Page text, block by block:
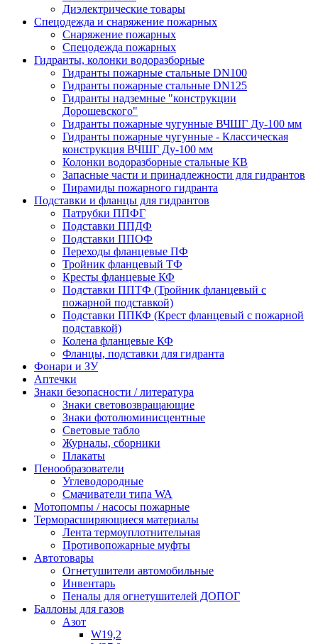
Диэлектрические товары
Спецодежда и снаряжение пожарных
Снаряжение пожарных
Спецодежда пожарных
Гидранты, колонки водоразборные
Гидранты пожарные стальные DN100
Гидранты пожарные стальные DN125
Гидранты надземные "конструкции
Дорошевского"
Гидранты пожарные чугунные ВЧШГ Ду-100 мм
Гидранты пожарные чугунные - Классическая
конструкция ВЧШГ Ду-100 мм
Колонки водоразборные стальные КВ
Запасные части и принадлежности для гидрантов
Пирамиды пожарного гидранта
Подставки и фланцы для гидрантов
Патрубки ППФГ
Подставки ППДФ
Подставки ППОФ
Переходы фланцевые ПФ
Тройник фланцевый ТФ
Кресты фланцевые КФ
Подставки ППТФ (Тройник фланцевый с
пожарной подставкой)
Подставки ППКФ (Крест фланцевый с пожарной
подставкой)
Колена фланцевые КФ
Фланцы, подставки для гидранта
Фонари и ЗУ
Аптечки
Знаки безопасности / литература
Знаки световозвращающие
Знаки фотолюминисцентные
Световые табло
Журналы, сборники
Плакаты
Пенообразователи
Углеводородные
Смачиватели типа WA
Мотопомпы / насосы пожарные
Терморасширяющиеся материалы
Лента термоуплотнительная
Противопожарные муфты
Автотовары
Огнетушители автомобильные
Инвентарь
Пеналы для огнетушителей ДОПОГ
Баллоны для газов
Азот
W19,2